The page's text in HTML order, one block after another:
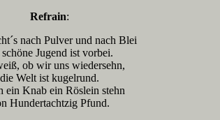
Refrain:
nach Pulver und nach Blei
Jugend ist vorbei.
ob wir uns wiedersehn,
die Welt ist kugelrund.
ein Knab ein Röslein stehn
Hundertachtzig Pfund.